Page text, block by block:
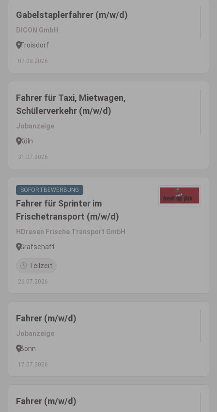
Gabelstaplerfahrer (m/w/d)
DICON GmbH
Troisdorf
07.08.2026
Fahrer für Taxi, Mietwagen,
Schülerverkehr (m/w/d)
Jobanzeige
Köln
31.07.2026
SOFORTBEWERBUNG
Fahrer für Sprinter im
Frischetransport (m/w/d)
HDresen Frische Transport GmbH
Grafschaft
Teilzeit
26.07.2026
Fahrer (m/w/d)
Jobanzeige
Bonn
17.07.2026
Fahrer (m/w/d)